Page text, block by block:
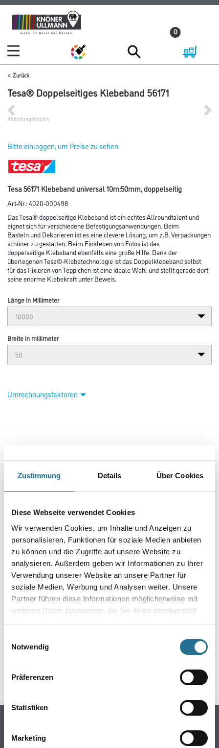
Zustimmung Details Über Cookies
Diese Webseite verwendet Cookies
Wir verwenden Cookies, um Inhalte und Anzeigen zu
personalisieren, Funktionen für soziale Medien anbieten
zu können und die Zugriffe auf unsere Website zu
analysieren. Außerdem geben wir Informationen zu Ihrer
Verwendung unserer Website an unsere Partner für
soziale Medien, Werbung und Analysen weiter. Unsere
Partner führen diese Informationen möglicherweise mit
weiteren Daten zusammen, die Sie ihnen bereitgestellt
haben oder die sie im Rahmen Ihrer Nutzung der Dienste
Notwendig
Präferenzen
Statistiken
Marketing
Zum
Inhalt
Zum
Navigationsmenü
0
Zurück
Tesa® Doppelseitiges Klebeband 56171
Abbildung ähnlich
Bitte einloggen, um Preise zu sehen
schöner zu gestalten. Beim Einkleben von Fotos ist das
doppelseitige Klebeband ebenfalls eine große Hilfe. Dank der
überlegenen Tesa®-Klebetechnologie ist das Doppelklebeband selbst
Breite in millimeter
Umrechnungsfaktoren